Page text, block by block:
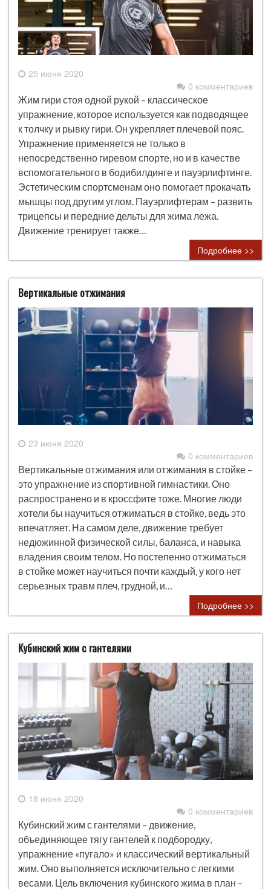
25 июня 2020
0 комментариев
Жим гири стоя одной рукой – классическое
упражнение, которое используется как подводящее
к толчку и рывку гири. Он укрепляет плечевой пояс.
Упражнение применяется не только в
непосредственно гиревом спорте, но и в качестве
вспомогательного в бодибилдинге и пауэрлифтинге.
Эстетическим спортсменам оно помогает прокачать
мышцы под другим углом. Пауэрлифтерам – развить
трицепсы и передние дельты для жима лежа.
Движение тренирует также…
Подробнее >>
Вертикальные отжимания
23 июня 2020
0 комментариев
Вертикальные отжимания или отжимания в стойке –
это упражнение из спортивной гимнастики. Оно
распространено и в кроссфите тоже. Многие люди
хотели бы научиться отжиматься в стойке, ведь это
впечатляет. На самом деле, движение требует
недюжинной физической силы, баланса, и навыка
владения своим телом. Но постепенно отжиматься
в стойке может научиться почти каждый, у кого нет
серьезных травм плеч, грудной, и…
Подробнее >>
Кубинский жим с гантелями
18 июня 2020
0 комментариев
Кубинский жим с гантелями – движение,
объединяющее тягу гантелей к подбородку,
упражнение «пугало» и классический вертикальный
жим. Оно выполняется исключительно с легкими
весами. Цель включения кубинского жима в план –